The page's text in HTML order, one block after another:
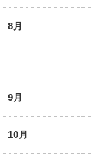
8月
9月
10月